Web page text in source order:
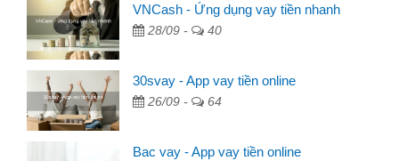
VNCash - Ứng dụng vay tiền nhanh
28/09 - 40
30svay - App vay tiền online
26/09 - 64
Bac vay - App vay tiền online